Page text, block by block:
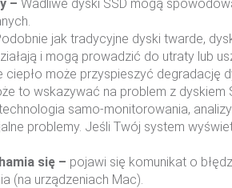
– Wadliwe dyski SSD mogą
jak tradycyjne dyski twarde,
i mogą prowadzić do utraty lub
ciepło może przyspieszyć degradację
to wskazywać na problem z dyskiem
samo-monitorowania,
problemy. Jeśli Twój system
się – pojawi się komunikat o
(na urządzeniach Mac).